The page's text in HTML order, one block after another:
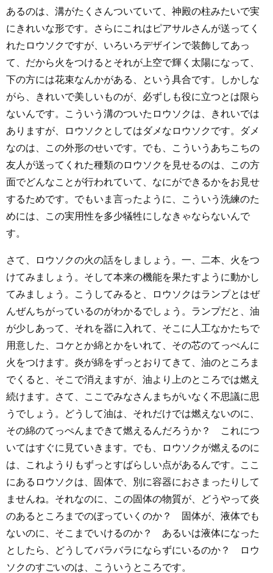
あるのは、溝がたくさんついていて、神殿の柱みたいで実
にきれいな形です。さらにこれはピアサルさんが送ってく
れたロウソクですが、いろいろデザインで装飾してあっ
て、だから火をつけるとそれが上空で輝く太陽になって、
下の方には花束なんかがある、という具合です。しかしな
がら、きれいで美しいものが、必ずしも役に立つとは限ら
ないんです。こういう溝のついたロウソクは、きれいでは
ありますが、ロウソクとしてはダメなロウソクです。ダメ
なのは、この外形のせいです。でも、こういうあちこちの
友人が送ってくれた種類のロウソクを見せるのは、この方
面でどんなことが行われていて、なにができるかをお見せ
するためです。でもいま言ったように、こういう洗練のた
めには、この実用性を多少犠牲にしなきゃならないんで
す。
さて、ロウソクの火の話をしましょう。一、二本、火をつ
けてみましょう。そして本来の機能を果たすように動かし
てみましょう。こうしてみると、ロウソクはランプとはぜ
んぜんちがっているのがわかるでしょう。ランプだと、油
が少しあって、それを器に入れて、そこに人工なかたちで
用意した、コケとか綿とかをいれて、その芯のてっぺんに
火をつけます。炎が綿をずっとおりてきて、油のところま
でくると、そこで消えますが、油より上のところでは燃え
続けます。さて、ここでみなさんまちがいなく不思議に思
うでしょう。どうして油は、それだけでは燃えないのに、
その綿のてっぺんまできて燃えるんだろうか？ これにつ
いてはすぐに見ていきます。でも、ロウソクが燃えるのに
は、これようりもずっとすばらしい点があるんです。ここ
にあるロウソクは、固体で、別に容器におさまったりして
ませんね。それなのに、この固体の物質が、どうやって炎
のあるところまでのぼっていくのか？ 固体が、液体でも
ないのに、そこまでいけるのか？ あるいは液体になった
としたら、どうしてバラバラにならずにいるのか？ ロウ
ソクのすごいのは、こういうところです。